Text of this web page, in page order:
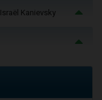
Kanievsky